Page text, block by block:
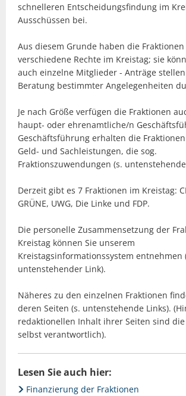
schnelleren Entscheidungsfindung im
Ausschüssen bei.
Aus diesem Grunde haben die Fraktionen
verschiedene Rechte im Kreistag; sie
auch einzelne Mitglieder - Anträge
Beratung bestimmter Angelegenheiten
Je nach Größe verfügen die Fraktionen
haupt- oder ehrenamtliche/n
Geschäftsführung erhalten die
Geld- und Sachleistungen, die sog.
Fraktionszuwendungen (s.
Derzeit gibt es 7 Fraktionen im Kreistag:
GRÜNE, UWG, Die Linke und FDP.
Die personelle Zusammensetzung der
Kreistag können Sie unserem
Kreistagsinformationssystem entnehmen
untenstehender Link).
Näheres zu den einzelnen Fraktionen
deren Seiten (s. untenstehende Links).
redaktionellen Inhalt ihrer Seiten sind die
selbst verantwortlich).
Lesen Sie auch hier:
Finanzierung der Fraktionen